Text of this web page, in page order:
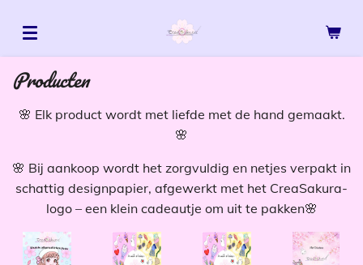
direct
naar
de
Producten
🌸 Elk product wordt met liefde met de hand gemaakt.
🌸
🌸 Bij aankoop wordt het zorgvuldig en netjes verpakt in
schattig designpapier, afgewerkt met het CreaSakura-
logo – een klein cadeautje om uit te pakken🌸